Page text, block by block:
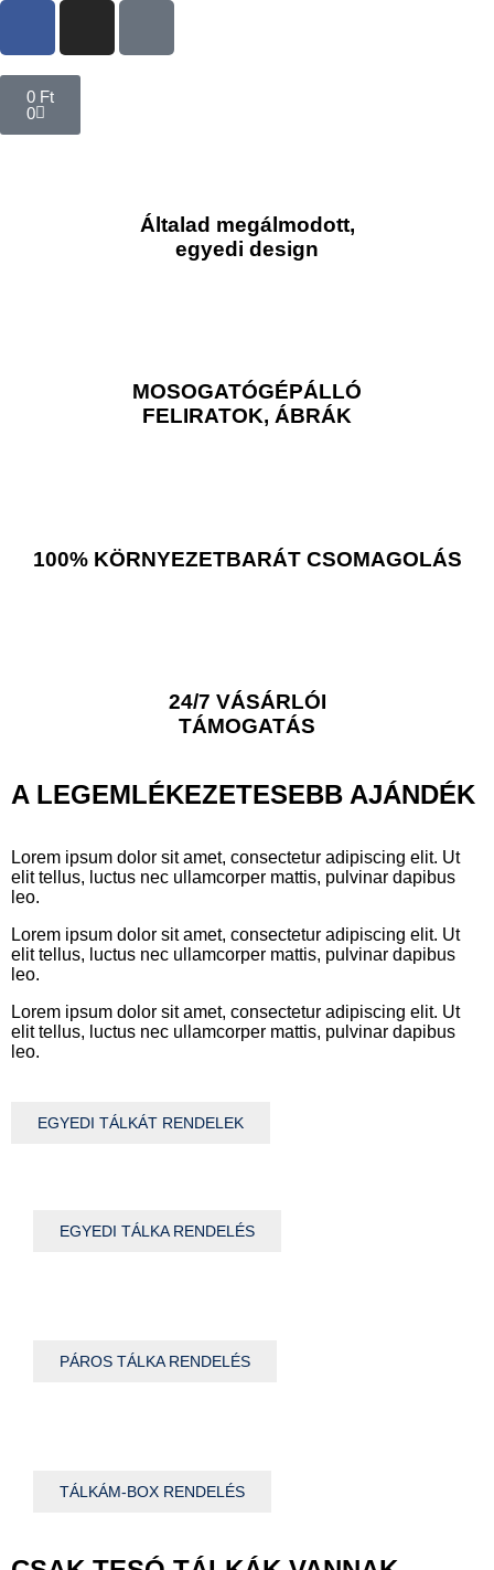
0 Ft
0
Általad megálmodott,
egyedi design
MOSOGATÓGÉPÁLLÓ
FELIRATOK, ÁBRÁK
100% KÖRNYEZETBARÁT CSOMAGOLÁS
24/7 VÁSÁRLÓI
TÁMOGATÁS
A LEGEMLÉKEZETESEBB AJÁNDÉK
Lorem ipsum dolor sit amet, consectetur adipiscing elit. Ut
elit tellus, luctus nec ullamcorper mattis, pulvinar dapibus
leo.
Lorem ipsum dolor sit amet, consectetur adipiscing elit. Ut
elit tellus, luctus nec ullamcorper mattis, pulvinar dapibus
leo.
Lorem ipsum dolor sit amet, consectetur adipiscing elit. Ut
elit tellus, luctus nec ullamcorper mattis, pulvinar dapibus
leo.
EGYEDI TÁLKÁT RENDELEK
EGYEDI TÁLKA RENDELÉS
PÁROS TÁLKA RENDELÉS
TÁLKÁM-BOX RENDELÉS